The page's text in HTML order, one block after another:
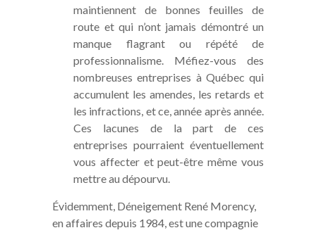
maintiennent de bonnes feuilles de
route et qui n’ont jamais démontré un
manque flagrant ou répété de
professionnalisme. Méfiez-vous des
nombreuses entreprises à Québec qui
accumulent les amendes, les retards et
les infractions, et ce, année après année.
Ces lacunes de la part de ces
entreprises pourraient éventuellement
vous affecter et peut-être même vous
mettre au dépourvu.
Évidemment, Déneigement René Morency,
en affaires depuis 1984, est une compagnie